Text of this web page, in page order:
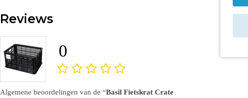
Reviews
0
Algemene beoordelingen van de
Basil Fietskrat Crate